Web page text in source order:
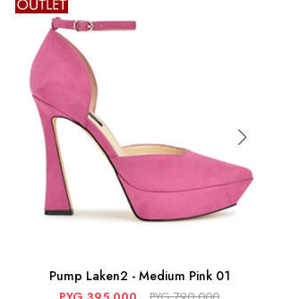
Pump Laken2 - Medium Pink 01